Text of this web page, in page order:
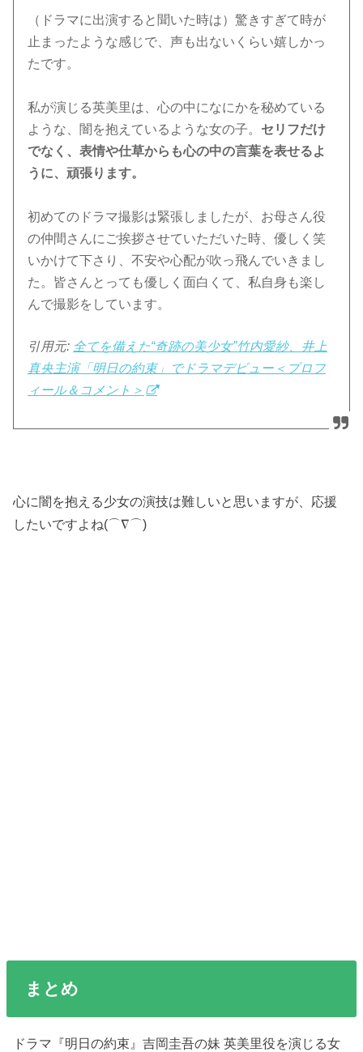
（ドラマに出演すると聞いた時は）驚きすぎて時が
止まったような感じで、声も出ないくらい嬉しかっ
たです。
私が演じる英美里は、心の中になにかを秘めている
ような、闇を抱えているような女の子。 セリフだけ
でなく、表情や仕草からも心の中の言葉を表せるよ
うに、頑張ります。
初めてのドラマ撮影は緊張しましたが、お母さん役
の仲間さんにご挨拶させていただいた時、優しく笑
いかけて下さり、不安や心配が吹っ飛んでいきまし
た。皆さんとっても優しく面白くて、私自身も楽し
んで撮影をしています。
引用元: 全てを備えた“奇跡の美少女”竹内愛紗、井上
真央主演「明日の約束」でドラマデビュー＜プロフ
ィール＆コメント＞
心に闇を抱える少女の演技は難しいと思いますが、応援
したいですよね(⌒∇⌒)
まとめ
ドラマ『明日の約束』吉岡圭吾の妹 英美里役を演じる女